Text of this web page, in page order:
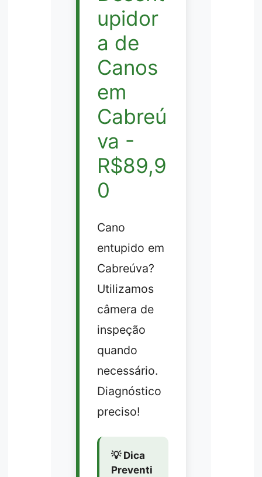
upidor
a de
Canos
em
Cabreú
va -
R$89,9
0
Cano
entupido em
Cabreúva?
Utilizamos
câmera de
inspeção
quando
necessário.
Diagnóstico
preciso!
💡 Dica
Preventi